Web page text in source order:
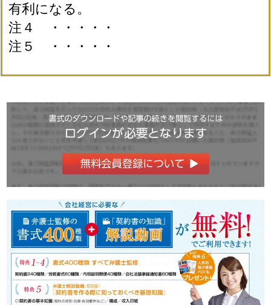
有利になる。
注４ ・・・・・
注５ ・・・・・